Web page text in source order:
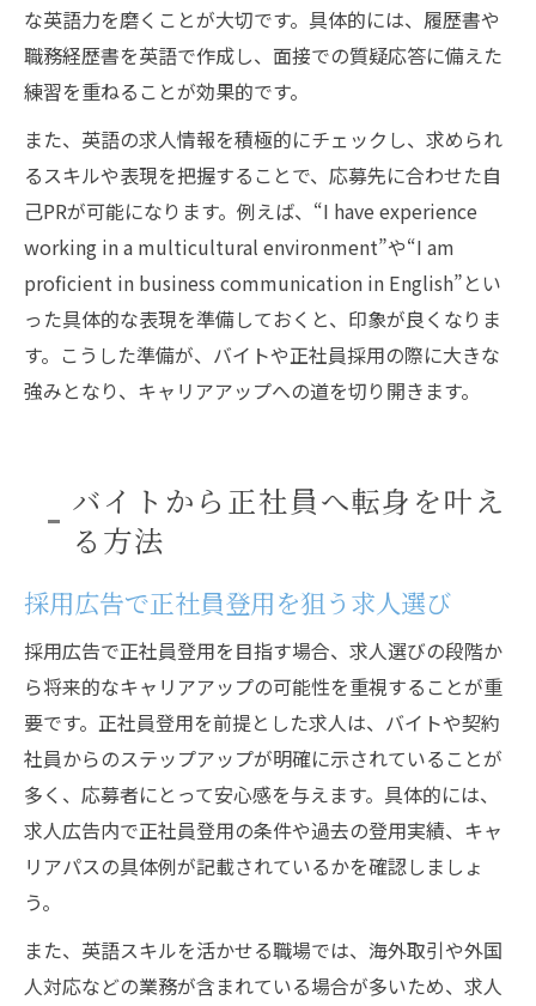
な英語力を磨くことが大切です。具体的には、履歴書や
職務経歴書を英語で作成し、面接での質疑応答に備えた
練習を重ねることが効果的です。
また、英語の求人情報を積極的にチェックし、求められ
るスキルや表現を把握することで、応募先に合わせた自
己PRが可能になります。例えば、“I have experience
working in a multicultural environment”や“I am
proficient in business communication in English”とい
った具体的な表現を準備しておくと、印象が良くなりま
す。こうした準備が、バイトや正社員採用の際に大きな
強みとなり、キャリアアップへの道を切り開きます。
バイトから正社員へ転身を叶え
る方法
採用広告で正社員登用を狙う求人選び
採用広告で正社員登用を目指す場合、求人選びの段階か
ら将来的なキャリアアップの可能性を重視することが重
要です。正社員登用を前提とした求人は、バイトや契約
社員からのステップアップが明確に示されていることが
多く、応募者にとって安心感を与えます。具体的には、
求人広告内で正社員登用の条件や過去の登用実績、キャ
リアパスの具体例が記載されているかを確認しましょ
う。
また、英語スキルを活かせる職場では、海外取引や外国
人対応などの業務が含まれている場合が多いため、求人